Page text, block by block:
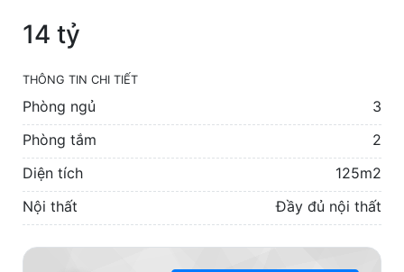
14 tỷ
THÔNG TIN CHI TIẾT
Phòng ngủ
3
Phòng tắm
2
Diện tích
125m2
Nội thất
Đầy đủ nội thất